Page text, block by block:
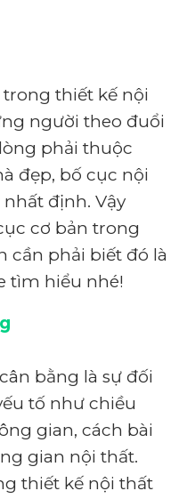
thiết kế nội
người theo đuổi
phải thuộc
đẹp, bố cục nội
định. Vậy
cơ bản trong
cần phải biết đó là
tìm hiểu nhé!
bằng là sự đối
tố như chiều
gian, cách bài
gian nội thất.
thiết kế nội thất